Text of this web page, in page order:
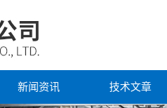
新闻资讯 技术文章